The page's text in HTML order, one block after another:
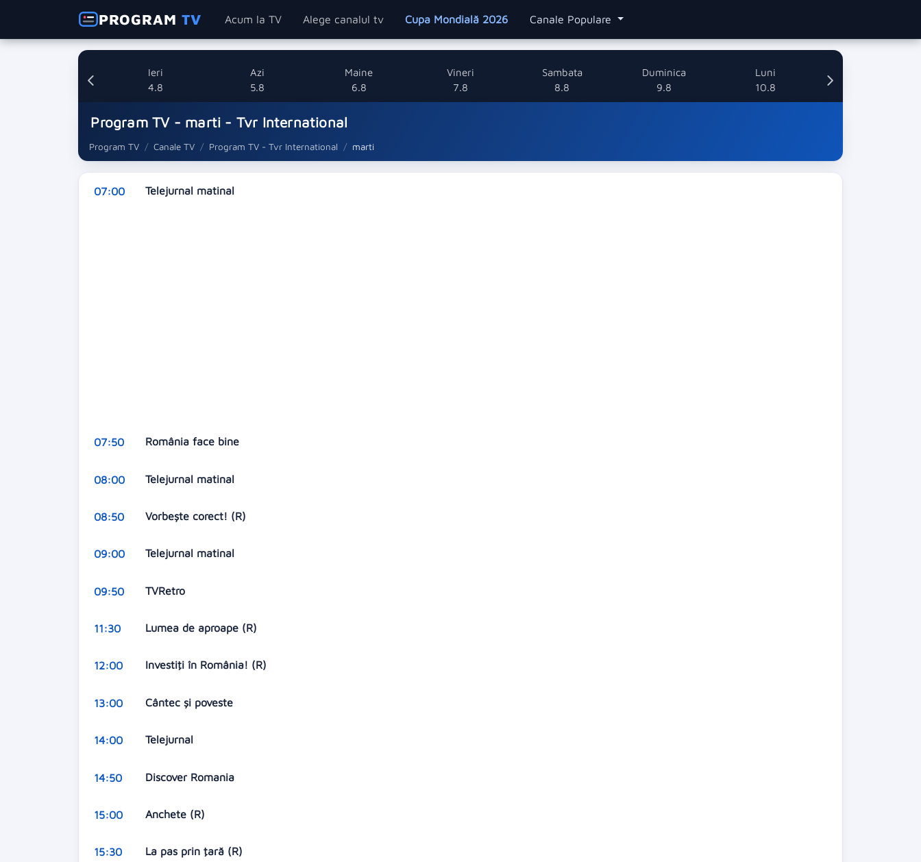
PROGRAMTV Acum la TV Alege canalul tv Cupa Mondială 2026 Canale Populare
Ieri
4.8
Azi
5.8
Maine
6.8
Vineri
7.8
Sambata
8.8
Duminica
9.8
Luni
10.8
Program TV - marti - Tvr International
Program TV Canale TV Program TV - Tvr International marti
07:00 Telejurnal matinal
07:50 România face bine
08:00 Telejurnal matinal
08:50 Vorbeşte corect! (R)
09:00 Telejurnal matinal
09:50 TVRetro
11:30 Lumea de aproape (R)
12:00 Investiţi în România! (R)
13:00 Cântec şi poveste
14:00 Telejurnal
14:50 Discover Romania
15:00 Anchete (R)
15:30 La pas prin ţară (R)